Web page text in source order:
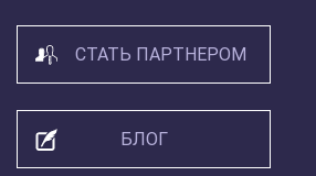
СТАТЬ ПАРТНЕРОМ
БЛОГ